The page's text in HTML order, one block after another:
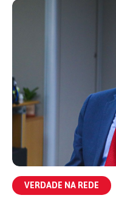
VERDADE NA REDE